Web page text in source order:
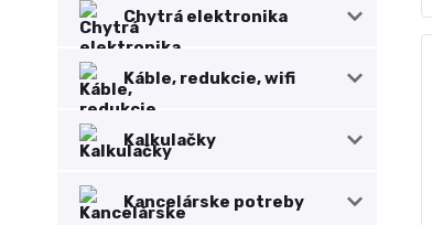
Chytrá elektronika
Káble, redukcie, wifi
Kalkulačky
Kancelárske potreby